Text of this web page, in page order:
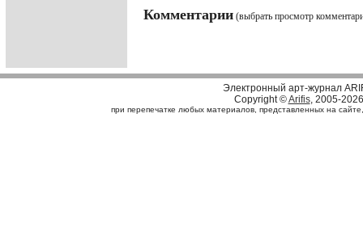
Комментарии (выбрать просмотр
Электронный арт-журнал
Copyright ©Arifis, 2005-2026
при перепечатке любых материалов, представленных на